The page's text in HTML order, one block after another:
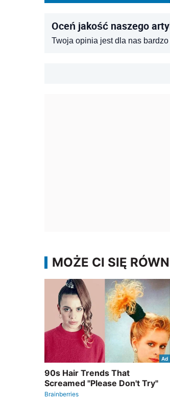
Oceń jakość naszego
Twoja opinia jest dla nas